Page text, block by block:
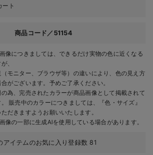
ート
商品コード／51154
像につきましては、できるだけ実物の色に近くなる
、
モニター、ブラウザ等）の違いにより、色の見え方
がございます。予めご了承ください。
為、完売されたカラーが商品画像として掲載されて
販売中のカラーにつきましては、『色・サイズ』
だきますようお願いいたします。
像の一部に生成AIを使用している場合があります。
アイテムのお気に入り登録数 81